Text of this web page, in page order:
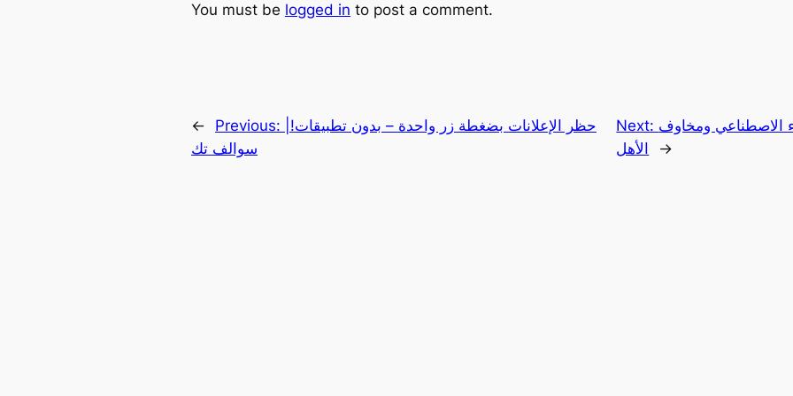
You must be logged in to post a comment.
← Previous:
حظر الإعلانات بضغطة زر واحدة – بدون تطبيقات!|
سوالف تك
Next: الاصطناعي ومخاوف
الأهل
→